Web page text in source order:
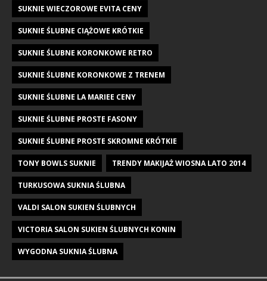
SUKNIE WIECZOROWE EVITA CENY
SUKNIE ŚLUBNE CIĄŻOWE KRÓTKIE
SUKNIE ŚLUBNE KORONKOWE RETRO
SUKNIE ŚLUBNE KORONKOWE Z TRENEM
SUKNIE ŚLUBNE LA MARIEE CENY
SUKNIE ŚLUBNE PROSTE FASONY
SUKNIE ŚLUBNE PROSTE SKROMNE KRÓTKIE
TONY BOWLS SUKNIE TRENDY MAKIJAŻ WIOSNA LATO 2014
TURKUSOWA SUKNIA ŚLUBNA
VALDI SALON SUKIEN ŚLUBNYCH
VICTORIA SALON SUKIEN ŚLUBNYCH KONIN
WYGODNA SUKNIA ŚLUBNA